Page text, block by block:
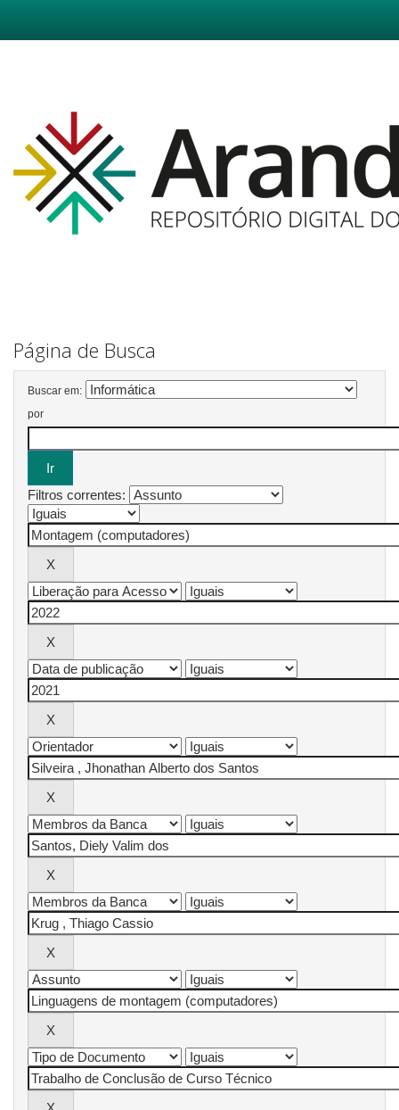
Página de Busca
Buscar em:
por
Filtros correntes: